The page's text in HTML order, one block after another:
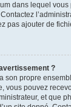
dans lequel
pas ajouter de
?
son propre
vous pouvez
et que